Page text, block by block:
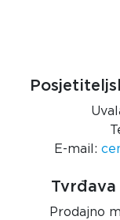
E-mail:
Prodajno